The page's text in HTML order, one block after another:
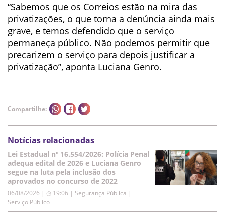
“Sabemos que os Correios estão na mira das
privatizações, o que torna a denúncia ainda mais
grave, e temos defendido que o serviço
permaneça público. Não podemos permitir que
precarizem o serviço para depois justificar a
privatização”, aponta Luciana Genro.
Compartilhe:
Notícias relacionadas
Lei Estadual nº 16.554/2026: Polícia Penal
adequa edital de 2026 e Luciana Genro
segue na luta pela inclusão dos
aprovados no concurso de 2022
06/08/2026 | ◷ 19:06 | Segurança Pública |
Serviço Público